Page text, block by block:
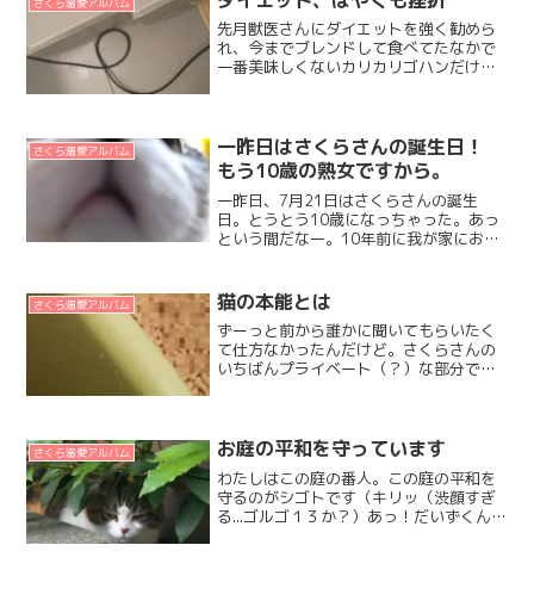
下に突っ込んでいたけれ...
先月獣医さんにダイエットを強く勧めら
れ、今までブレンドして食べてたなかで
一番美味しくないカリカリゴハンだけの
らい混ぜてたものだし...
さくら溺愛アルバム
一昨日はさくらさんの誕生日！
もう10歳の熟女ですから。
一昨日、7月21日はさくらさんの誕生
日。とうとう10歳になっちゃった。あっ
という間だなー。10年前に我が家にお迎
なるべく長く一緒に過ごせることがイチ
バンだけれど。さくら...
さくら溺愛アルバム 猫の本能とは
ずーっと前から誰かに聞いてもらいたく
て仕方なかったんだけど。さくらさんの
いちばんプライベート（？）な部分でも
でも動画に撮ってみたら、...
さくら溺愛アルバム お庭の平和を守っています
わたしはこの庭の番人。この庭の平和を
守るのがシゴトです（キリッ（渋顔すぎ
る...ゴルゴ１３か？）あっ！だいずくん。